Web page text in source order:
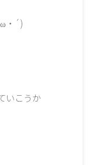
・´)
いこうか